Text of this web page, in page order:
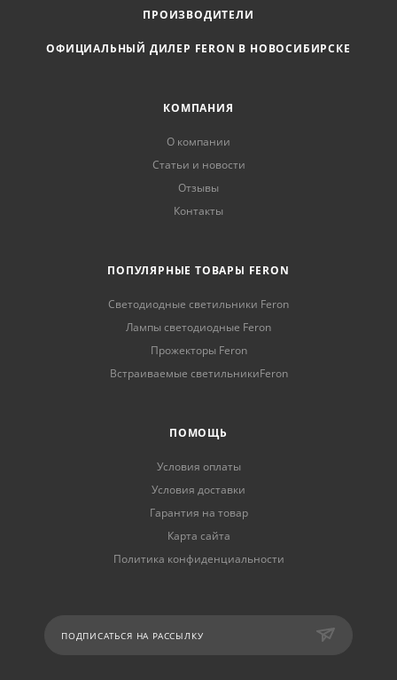
ПРОИЗВОДИТЕЛИ
ОФИЦИАЛЬНЫЙ ДИЛЕР FERON В НОВОСИБИРСКЕ
КОМПАНИЯ
О компании
Статьи и новости
Отзывы
Контакты
ПОПУЛЯРНЫЕ ТОВАРЫ FERON
Светодиодные светильники Feron
Лампы светодиодные Feron
Прожекторы Feron
Встраиваемые светильникиFeron
ПОМОЩЬ
Условия оплаты
Условия доставки
Гарантия на товар
Карта сайта
Политика конфиденциальности
ПОДПИСАТЬСЯ НА РАССЫЛКУ